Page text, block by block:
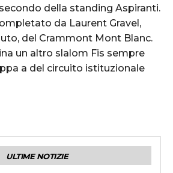
della standing Aspiranti.
da Laurent Gravel,
del Crammont Mont Blanc.
un altro slalom Fis sempre
a del circuito istituzionale
ULTIME NOTIZIE